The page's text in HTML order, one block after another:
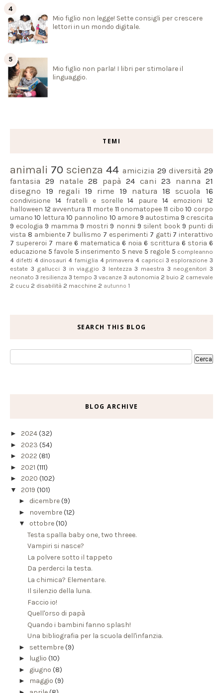
Mio figlio non legge! Sette consigli per crescere
lettori in un mondo digitale.
Mio figlio non parla! I libri per stimolare il
linguaggio.
TEMI
animali 70 scienza 44 amicizia 29 diversità 29
fantasia
29 natale 28 papà 24 cani 23 nanna 21
disegno
19 regali 19 rime 19 natura 18 scuola 16
condivisione 14 fratelli e sorelle 14 paure 14 emozioni
12
halloween 12 avventura 11 morte 11 onomatopee 11 cibo 10 corpo
umano 10 lettura 10 pannolino 10 amore 9 autostima 9 crescita
9 ecologia 9 mamma 9 mostri 9 nonni 9 silent book 9 punti di
vista 8 ambiente 7 bullismo 7 esperimenti 7 gatti 7 interattivo
7 supereroi 7 mare 6 matematica 6 noia 6 scrittura 6 storia 6
educazione 5 favole 5 inserimento 5 neve 5 regole 5 compleanno
4 difetti 4 dinosauri 4 famiglia 4 primavera 4 capricci 3 esplorazione 3
estate 3 gallucci 3 in viaggio 3 lentezza 3 maestra 3 neogenitori 3
neonato 3 resilienza 3 tempo 3 vacanze 3 autonomia 2 buio 2 carnevale
2 cucu 2 disabilità 2 macchine 2 autunno 1
SEARCH THIS BLOG
BLOG ARCHIVE
► 2024(32)
► 2023 (54)
► 2022 (81)
► 2021 (111)
► 2020 (102)
▼ 2019 (101)
► dicembre(9)
► novembre(12)
▼ ottobre(10)
Testa spalla baby one, two threee.
Vampiri si nasce?
La polvere sotto il tappeto
Da perderci la testa.
La chimica? Elementare.
Il silenzio della luna.
Faccio io!
Quell'orso di papà
Quando i bambini fanno splash!
Una bibliografia per la scuola dell'infanzia.
► settembre(9)
► luglio (10)
► giugno (8)
► maggio (9)